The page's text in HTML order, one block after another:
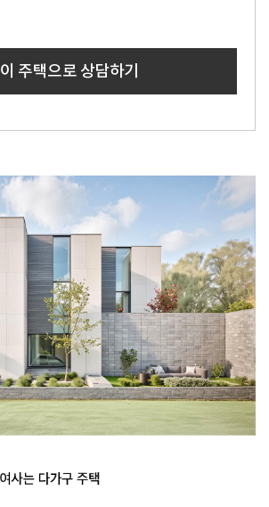
이 주택으로 상담하기